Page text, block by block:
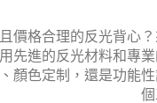
價格合理的反光背心
先進的反光材料和專
顏色定制，還是功能